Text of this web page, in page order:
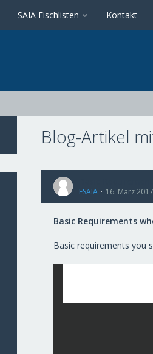
SAIA Fischlisten Kontakt
Blog-Artikel
ESAIA 16. März 2017
Basic Requirements
Basic requirements you